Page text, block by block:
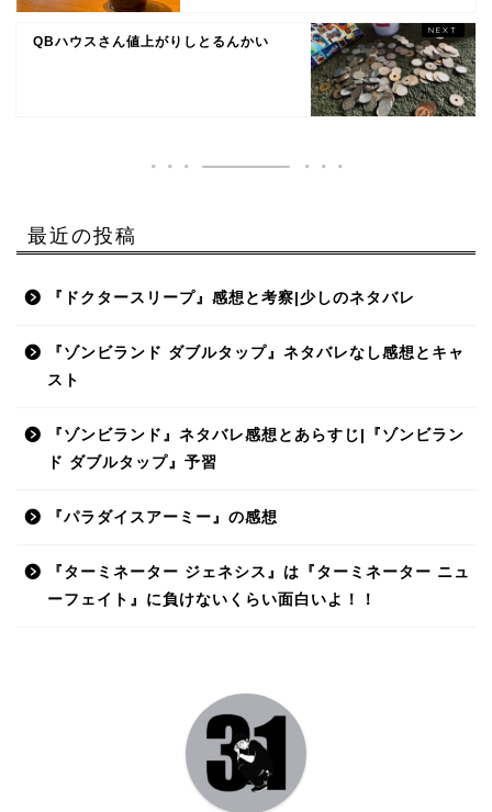
QBハウスさん値上がりしとるんかい
最近の投稿
『ドクタースリープ』感想と考察|少しのネタバレ
『ゾンビランド ダブルタップ』ネタバレなし感想とキャ
スト
『ゾンビランド』ネタバレ感想とあらすじ|『ゾンビラン
ド ダブルタップ』予習
『パラダイスアーミー』の感想
『ターミネーター ジェネシス』は『ターミネーター ニュ
ーフェイト』に負けないくらい面白いよ！！